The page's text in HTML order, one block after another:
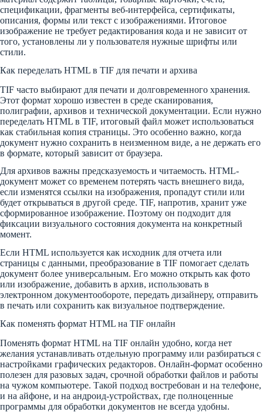
спецификации, фрагменты веб-интерфейса, сертификаты,
описания, формы или текст с изображениями. Итоговое
изображение не требует редактирования кода и не зависит от
того, установлены ли у пользователя нужные шрифты или
стили.
Как переделать HTML в TIF для печати и архива
TIF часто выбирают для печати и долговременного хранения.
Этот формат хорошо известен в среде сканирования,
полиграфии, архивов и технической документации. Если нужно
переделать HTML в TIF, итоговый файл может использоваться
как стабильная копия страницы. Это особенно важно, когда
документ нужно сохранить в неизменном виде, а не держать его
в формате, который зависит от браузера.
Для архивов важны предсказуемость и читаемость. HTML-
документ может со временем потерять часть внешнего вида,
если изменятся ссылки на изображения, пропадут стили или
будет открываться в другой среде. TIF, напротив, хранит уже
сформированное изображение. Поэтому он подходит для
фиксации визуального состояния документа на конкретный
момент.
Если HTML используется как исходник для отчета или
страницы с данными, преобразование в TIF помогает сделать
документ более универсальным. Его можно открыть как фото
или изображение, добавить в архив, использовать в
электронном документообороте, передать дизайнеру, отправить
в печать или сохранить как визуальное подтверждение.
Как поменять формат HTML на TIF онлайн
Поменять формат HTML на TIF онлайн удобно, когда нет
желания устанавливать отдельную программу или разбираться с
настройками графических редакторов. Онлайн-формат особенно
полезен для разовых задач, срочной обработки файлов и работы
на чужом компьютере. Такой подход востребован и на телефоне,
и на айфоне, и на андроид-устройствах, где полноценные
программы для обработки документов не всегда удобны.